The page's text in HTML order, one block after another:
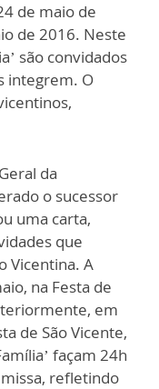
de maio de
de 2016. Neste
são convidados
integrem. O
da
o sucessor
uma carta,
que
Vicentina. A
na Festa de
em
de São Vicente,
façam 24h
refletindo